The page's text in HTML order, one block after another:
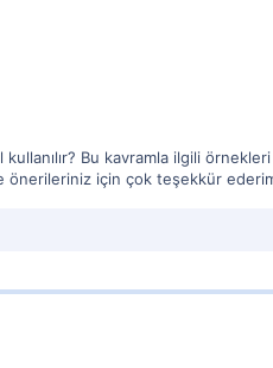
Bu kavramla ilgili
önerileriniz için çok teşekkür